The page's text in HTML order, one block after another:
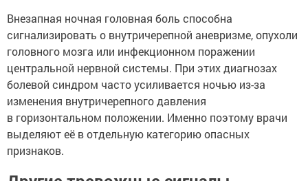
Внезапная ночная головная боль способна
сигнализировать о внутричерепной аневризме, опухоли
головного мозга или инфекционном поражении
центральной нервной системы. При этих диагнозах
болевой синдром часто усиливается ночью из-за
изменения внутричерепного давления
в горизонтальном положении. Именно поэтому врачи
выделяют её в отдельную категорию опасных
признаков.